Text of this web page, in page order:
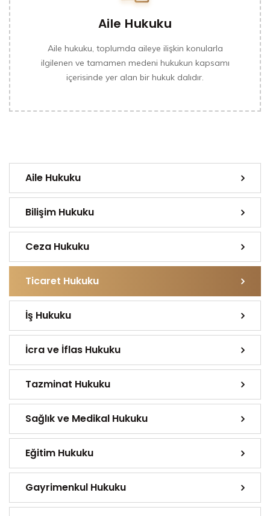
Aile Hukuku
Aile hukuku, toplumda aileye ilişkin konularla
ilgilenen ve tamamen medeni hukukun kapsamı
içerisinde yer alan bir hukuk dalıdır.
Aile Hukuku
Bilişim Hukuku
Ceza Hukuku
Ticaret Hukuku
İş Hukuku
İcra ve İflas Hukuku
Tazminat Hukuku
Sağlık ve Medikal Hukuku
Eğitim Hukuku
Gayrimenkul Hukuku